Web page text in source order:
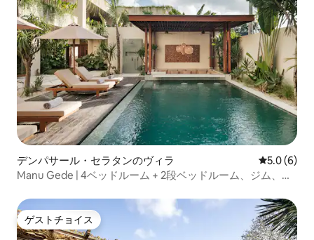
デンパサール・セラタンのヴィラ レビュー6
5.0 (6)
Manu Gede | 4ベッドルーム + 2段ベッドルーム、ジム、サ
ゲストチョイス
ゲストチョイス